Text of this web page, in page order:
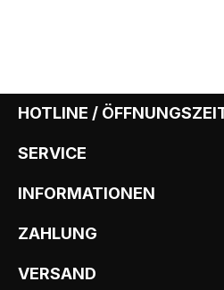
HOTLINE /
SERVICE
INFORMATIONEN
ZAHLUNG
VERSAND